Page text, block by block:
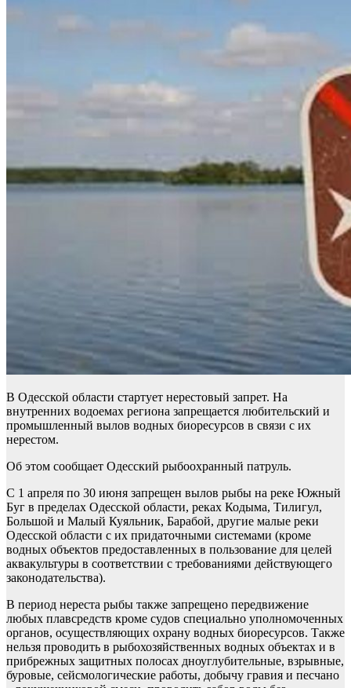
В Одесской области стартует нерестовый запрет. На
внутренних водоемах региона запрещается любительский и
промышленный вылов водных биоресурсов в связи с их
нерестом.
Об этом сообщает Одесский рыбоохранный патруль.
С 1 апреля по 30 июня запрещен вылов рыбы на реке Южный
Буг в пределах Одесской области, реках Кодыма, Тилигул,
Большой и Малый Куяльник, Барабой, другие малые реки
Одесской области с их придаточными системами (кроме
водных объектов предоставленных в пользование для целей
аквакультуры в соответствии с требованиями действующего
законодательства).
В период нереста рыбы также запрещено передвижение
любых плавсредств кроме судов специально уполномоченных
органов, осуществляющих охрану водных биоресурсов. Также
нельзя проводить в рыбохозяйственных водных объектах и в
прибрежных защитных полосах дноуглубительные, взрывные,
буровые, сейсмологические работы, добычу гравия и песчано